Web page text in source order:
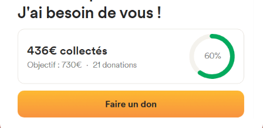
64270 Salies-de-Béarn,
4-22 Place des Vignerons
Frontón de plaza libre
Localización|Fotos|Comentarios y reseñas